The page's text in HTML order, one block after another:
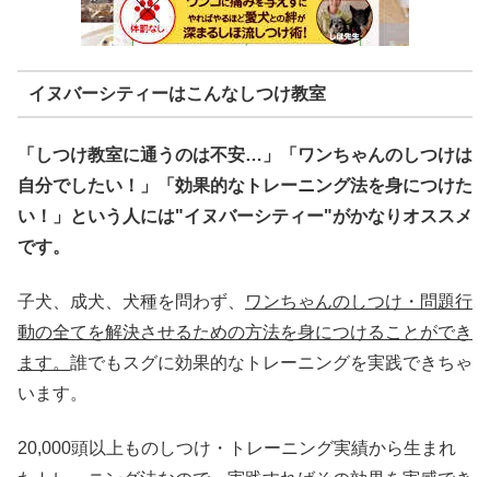
イヌバーシティーはこんなしつけ教室
「しつけ教室に通うのは不安…」「ワンちゃんのしつけは
自分でしたい！」「効果的なトレーニング法を身につけた
い！」という人には"イヌバーシティー"がかなりオススメ
です。
子犬、成犬、犬種を問わず、
ワンちゃんのしつけ・問題行
動の全てを解決させるための方法を身につけることができ
ます。 誰でもスグに効果的なトレーニングを実践できちゃ
います。
20,000頭以上ものしつけ・トレーニング実績から生まれ